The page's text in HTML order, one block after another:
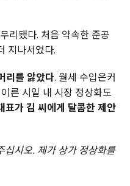
리됐다. 처음 약속한 준공
지나서였다.
리를 앓았다. 월세 수입은커
른 시일 내 시장 정상화도
표가 김 씨에게 달콤한 제안
십시오. 제가 상가 정상화를